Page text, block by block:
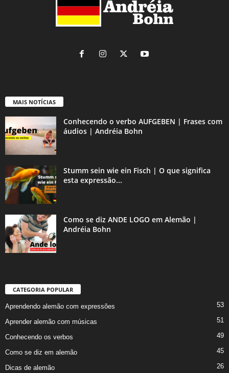
MAIS NOTÍCIAS
Conhecendo o verbo AUFGEBEN | Frases com
áudios | Andréia Bohn
Stumm sein wie ein Fisch | O que significa
esta expressão...
Como se diz ANDE LOGO em Alemão |
Andréia Bohn
CATEGORIA POPULAR
Aprendendo alemão com expressões 53
Aprender alemão com músicas 51
Conhecendo os verbos 49
Como se diz em alemão 45
Dicas de alemão 26